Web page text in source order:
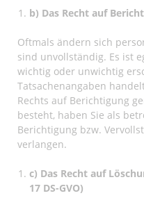
b) Das Recht auf
Oftmals ändern sich
sind unvollständig. Es ist
wichtig oder unwichtig
Tatsachenangaben
Rechts auf Berichtigung
besteht, haben Sie als
Berichtigung bzw.
verlangen.
c) Das Recht auf
17 DS-GVO)